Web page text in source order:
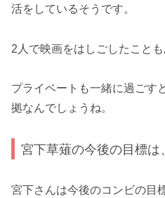
活をしているそうです。
2人で映画をはしごしたことも
プライベートも一緒に過ごす
拠なんでしょうね。
宮下草薙の今後の目標は
宮下さんは今後のコンビの目